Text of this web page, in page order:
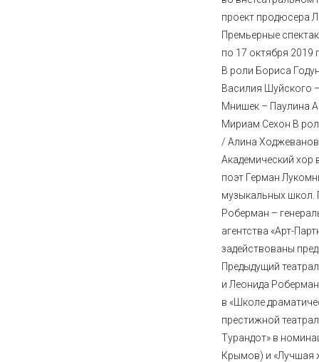
проект продюсера
Премьерные
по 17 октября
В роли Бориса
Василия Шуйского
Мнишек – Паулина
Мириам Сехон В
/ Алина
Академический хор
поэт Герман
музыкальных школ.
Роберман –
агентства «Арт-
задействованы
Предыдущий
и Леонида
в «Школе
престижной
Турандот» в
Крымов) и «Лучшая